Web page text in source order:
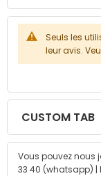
Seuls les
leur avis.
CUSTOM TAB
Vous pouvez nous
33 40 (whatsapp) |